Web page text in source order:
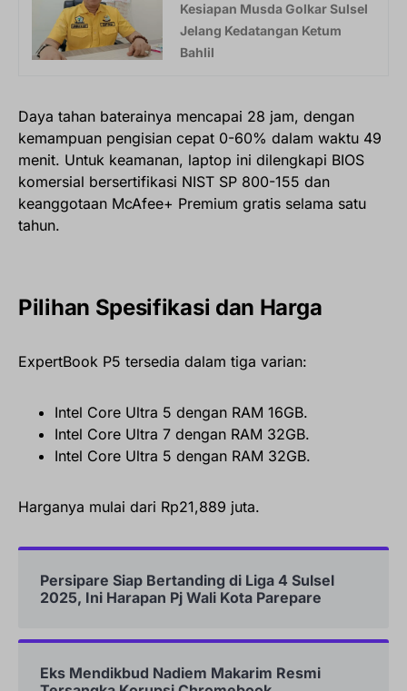
Kesiapan Musda Golkar Sulsel
Jelang Kedatangan Ketum
Bahlil
Daya tahan baterainya mencapai 28 jam, dengan
kemampuan pengisian cepat 0-60% dalam waktu 49
menit. Untuk keamanan, laptop ini dilengkapi BIOS
komersial bersertifikasi NIST SP 800-155 dan
keanggotaan McAfee+ Premium gratis selama satu
tahun.
Pilihan Spesifikasi dan Harga
ExpertBook P5 tersedia dalam tiga varian:
Intel Core Ultra 5 dengan RAM 16GB.
Intel Core Ultra 7 dengan RAM 32GB.
Intel Core Ultra 5 dengan RAM 32GB.
Harganya mulai dari Rp21,889 juta.
Persipare Siap Bertanding di Liga 4 Sulsel
2025, Ini Harapan Pj Wali Kota Parepare
Eks Mendikbud Nadiem Makarim Resmi